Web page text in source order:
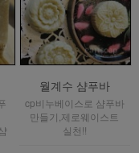
월계수 샴푸바
cp비누베이스로 샴푸바
만들기,제로웨이스트
실천!!